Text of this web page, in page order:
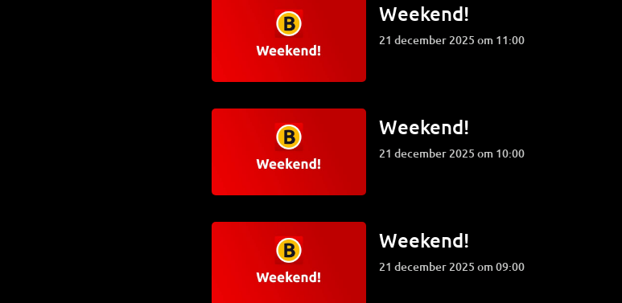
Weekend!
21 december 2025 om 11:00
Weekend!
21 december 2025 om 10:00
Weekend!
21 december 2025 om 09:00